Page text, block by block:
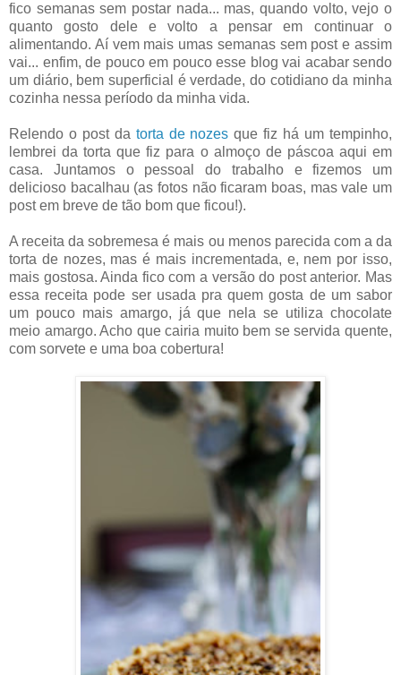
fico semanas sem postar nada... mas, quando volto, vejo o
quanto gosto dele e volto a pensar em continuar o
alimentando. Aí vem mais umas semanas sem post e assim
vai... enfim, de pouco em pouco esse blog vai acabar sendo
um diário, bem superficial é verdade, do cotidiano da minha
cozinha nessa período da minha vida.
Relendo o post da torta de nozes que fiz há um tempinho,
lembrei da torta que fiz para o almoço de páscoa aqui em
casa. Juntamos o pessoal do trabalho e fizemos um
delicioso bacalhau (as fotos não ficaram boas, mas vale um
post em breve de tão bom que ficou!).
A receita da sobremesa é mais ou menos parecida com a da
torta de nozes, mas é mais incrementada, e, nem por isso,
mais gostosa. Ainda fico com a versão do post anterior. Mas
essa receita pode ser usada pra quem gosta de um sabor
um pouco mais amargo, já que nela se utiliza chocolate
meio amargo. Acho que cairia muito bem se servida quente,
com sorvete e uma boa cobertura!